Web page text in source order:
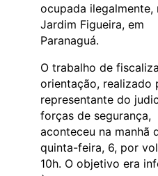
ocupada ilegalmente,
Jardim Figueira, em
Paranaguá.
O trabalho de
orientação, realizado
representante do
forças de segurança,
aconteceu na manhã
quinta-feira, 6, por
10h. O objetivo era